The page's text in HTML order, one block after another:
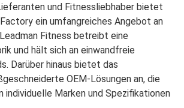
und Fitnessliebhaber bietet
ein umfangreiches Angebot an
Fitness betreibt eine
und hält sich an einwandfreie
Darüber hinaus bietet das
OEM-Lösungen an, die
individuelle Marken und Spezifikationen